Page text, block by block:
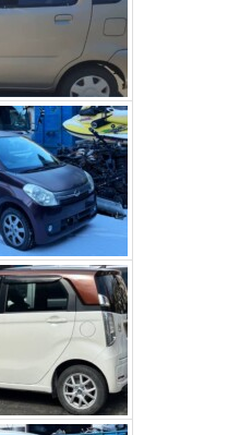
（北杜市）
（富士河口
）
プワゴン（大
）